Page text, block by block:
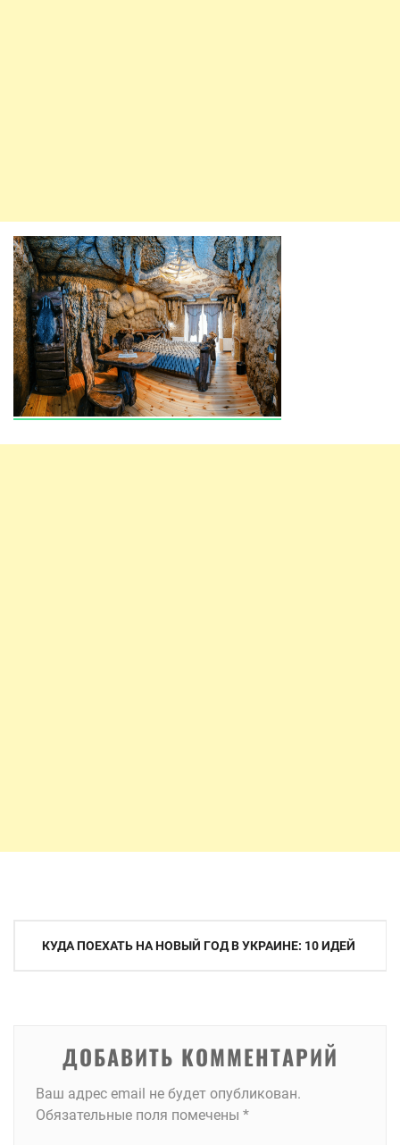
Навигация
КУДА ПОЕХАТЬ НА НОВЫЙ ГОД В УКРАИНЕ: 10 ИДЕЙ
ДОБАВИТЬ КОММЕНТАРИЙ
Ваш адрес email не будет опубликован.
Обязательные поля помечены *